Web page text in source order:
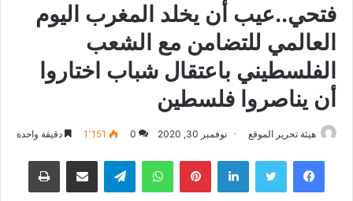
فتحي..عيب أن يخلد المغرب اليوم
العالمي للتضامن مع الشعب
الفلسطيني باعتقال شباب اختاروا
أن يناصروا فلسطين
هيئة تحرير الموقع نوفمبر 30, 2020 0 1٬151 دقيقة واحدة
فيسبوك تويتر لينكدإن بينتيريستواتساب تيلقرام مشاركة عبر البريد طباعة